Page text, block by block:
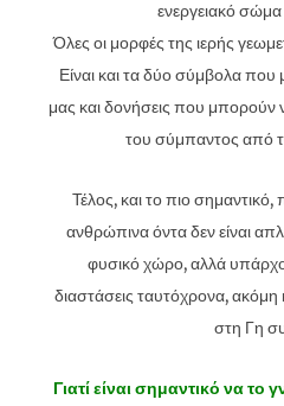
ενεργειακό
Όλες οι μορφές της ιερής
Είναι και τα δύο σύμβολα που
μας και δονήσεις που μπορούν
του σύμπαντος από
Τέλος, και το πιο
ανθρώπινα όντα δεν είναι
φυσικό χώρο, αλλά
διαστάσεις ταυτόχρονα,
στη Γη
Γιατί είναι σημαντικό να το